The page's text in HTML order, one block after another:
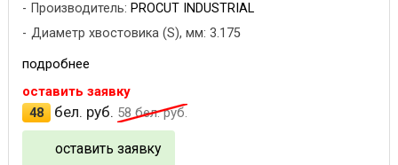
Производитель: PROCUT INDUSTRIAL
Диаметр хвостовика (S), мм: 3.175
подробнее
оставить заявку
48
бел. руб. 58бел. руб.
оставить заявку